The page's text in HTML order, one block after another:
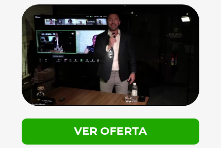
VER OFERTA